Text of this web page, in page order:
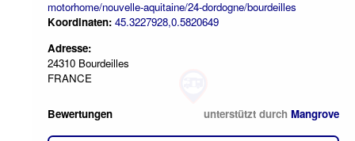
motorhome/nouvelle-aquitaine/24-dordogne/bourdeilles
Koordinaten: 45.3227928,0.5820649
Adresse:
24310 Bourdeilles
FRANCE
Bewertungen unterstützt durch Mangrove